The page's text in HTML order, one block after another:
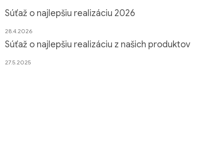
Súťaž o najlepšiu realizáciu 2026
28.4.2026
Súťaž o najlepšiu realizáciu z našich produktov
27.5.2025